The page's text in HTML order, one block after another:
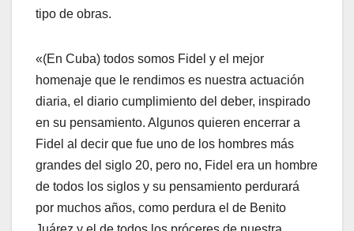
tipo de obras.
«(En Cuba) todos somos Fidel y el mejor
homenaje que le rendimos es nuestra actuación
diaria, el diario cumplimiento del deber, inspirado
en su pensamiento. Algunos quieren encerrar a
Fidel al decir que fue uno de los hombres más
grandes del siglo 20, pero no, Fidel era un hombre
de todos los siglos y su pensamiento perdurará
por muchos años, como perdura el de Benito